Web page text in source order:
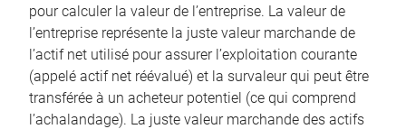
pour calculer la valeur de l’entreprise. La valeur de
l’entreprise représente la juste valeur marchande de
l’actif net utilisé pour assurer l’exploitation courante
(appelé actif net réévalué) et la survaleur qui peut être
transférée à un acheteur potentiel (ce qui comprend
l’achalandage). La juste valeur marchande des actifs